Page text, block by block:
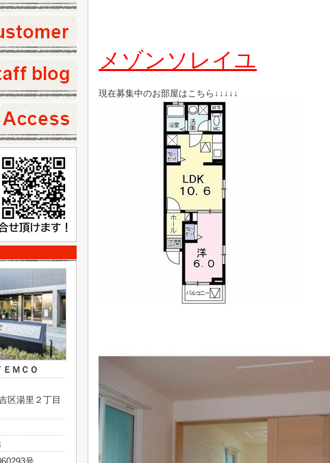
メゾンソレイユ
現在募集中のお部屋はこちら↓↓↓↓↓
ＭＣＯ
区湯里２丁目